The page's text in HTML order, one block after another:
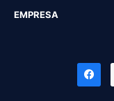
EMPRESA